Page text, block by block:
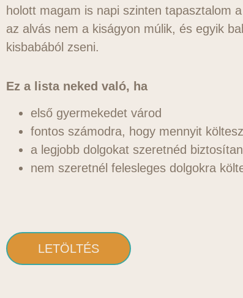
holott magam is napi szinten tapasztalom
az alvás nem a kiságyon múlik, és egyik
kisbabából zseni.
Ez a lista neked való, ha
első gyermekedet várod
fontos számodra, hogy mennyit költesz
a legjobb dolgokat szeretnéd
nem szeretnél felesleges dolgokra
LETÖLTÉS